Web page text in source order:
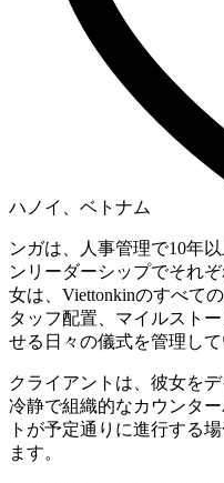
ハノイ、ベトナム
ンガは、人事管理で10年
ンリーダーシップでそれ
女は、Viettonkinのすべて
タッフ配置、マイルスト
せる日々の儀式を管理して
クライアントは、彼女を
冷静で組織的なカウンタ
トが予定通りに進行する
ます。